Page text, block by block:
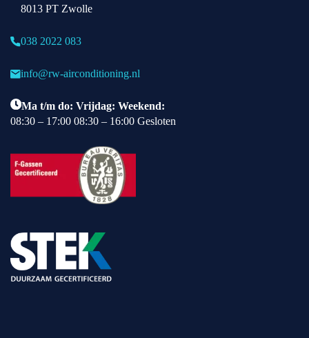
8013 PT Zwolle
038 2022 083
info@rw-airconditioning.nl
Ma t/m do: Vrijdag: Weekend:
08:30 – 17:00 08:30 – 16:00 Gesloten